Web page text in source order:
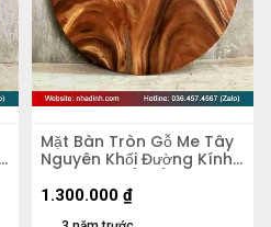
Mặt Bàn Tròn Gỗ Me Tây
Nguyên Khối Đường Kính
67 Dày 4,2 (cm)
1.300.000 ₫